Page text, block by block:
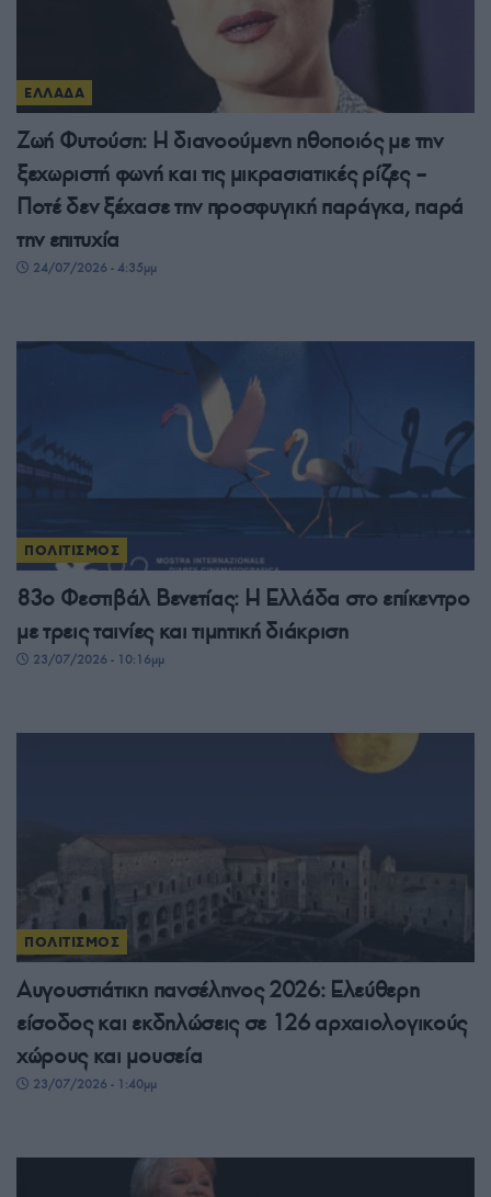
ΕΛΛΑΔΑ
Ζωή Φυτούση: Η διανοούμενη ηθοποιός με την
ξεχωριστή φωνή και τις μικρασιατικές ρίζες –
Ποτέ δεν ξέχασε την προσφυγική παράγκα, παρά
την επιτυχία
24/07/2026 - 4:35μμ
ΠΟΛΙΤΙΣΜΟΣ
83ο Φεστιβάλ Βενετίας: Η Ελλάδα στο επίκεντρο
με τρεις ταινίες και τιμητική διάκριση
23/07/2026 - 10:16μμ
ΠΟΛΙΤΙΣΜΟΣ
Αυγουστιάτικη πανσέληνος 2026: Ελεύθερη
είσοδος και εκδηλώσεις σε 126 αρχαιολογικούς
χώρους και μουσεία
23/07/2026 - 1:40μμ